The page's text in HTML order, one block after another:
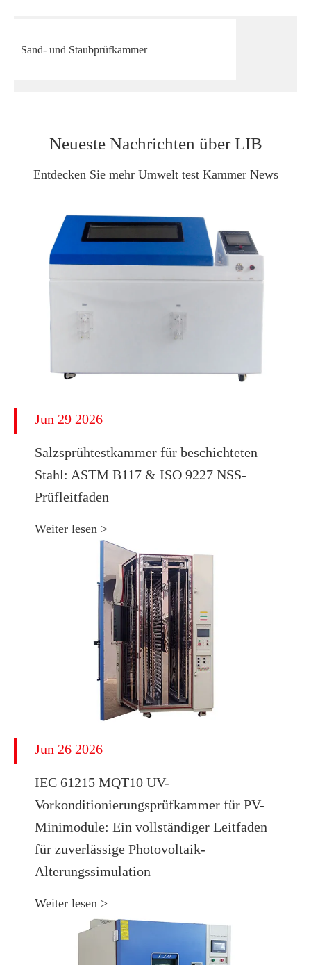
Sand- und Staubprüfkammer
Neueste Nachrichten über LIB
Entdecken Sie mehr Umwelt test Kammer News
Jun 29 2026
​Salzsprühtestkammer für beschichteten
Stahl: ASTM B117 & ISO 9227 NSS-
Prüfleitfaden
Weiter lesen >
Jun 26 2026
IEC 61215 MQT10 UV-
Vorkonditionierungsprüfkammer für PV-
Minimodule: Ein vollständiger Leitfaden
für zuverlässige Photovoltaik-
Alterungssimulation
Weiter lesen >